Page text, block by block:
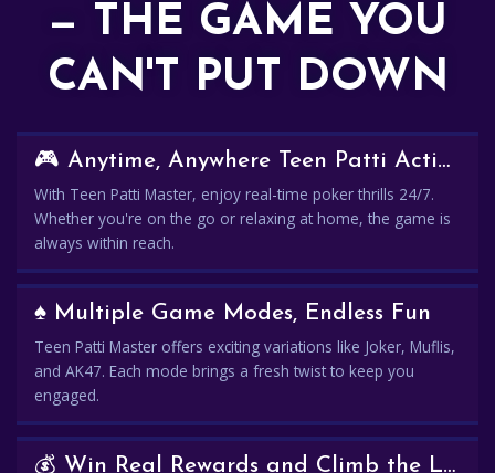
— THE GAME YOU
CAN'T PUT DOWN
🎮 Anytime, Anywhere Teen Patti Action
With Teen Patti Master, enjoy real-time poker thrills 24/7.
Whether you're on the go or relaxing at home, the game is
always within reach.
♠️ Multiple Game Modes, Endless Fun
Teen Patti Master offers exciting variations like Joker, Muflis,
and AK47. Each mode brings a fresh twist to keep you
engaged.
💰 Win Real Rewards and Climb the Leaderboard